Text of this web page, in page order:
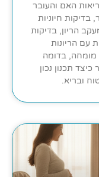
האם והעובר
חיוניות
הריון, בדיקות
עם הריונות
מומחה, בדומה
תכנון נכון
ובריא.